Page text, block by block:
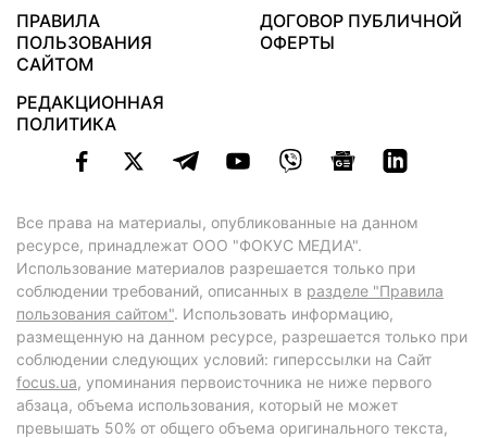
ПРАВИЛА
ПОЛЬЗОВАНИЯ
САЙТОМ
ДОГОВОР ПУБЛИЧНОЙ
ОФЕРТЫ
РЕДАКЦИОННАЯ
ПОЛИТИКА
Все права на материалы, опубликованные на данном
ресурсе, принадлежат ООО "ФОКУС МЕДИА".
Использование материалов разрешается только при
соблюдении требований, описанных в разделе "Правила
пользования сайтом". Использовать информацию,
размещенную на данном ресурсе, разрешается только при
соблюдении следующих условий: гиперссылки на Сайт
focus.ua, упоминания первоисточника не ниже первого
абзаца, объема использования, который не может
превышать 50% от общего объема оригинального текста,